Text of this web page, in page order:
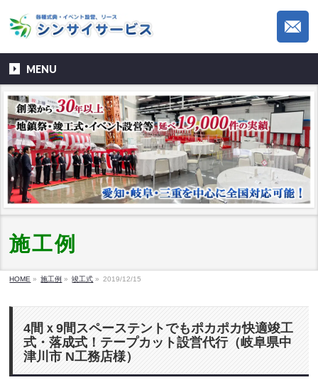
MENU
施工例
HOME » 施工例 » 竣工式 » 2019/12/15
4間ｘ9間スペーステントでもポカポカ快適竣工
式・落成式！テープカット設営代行（岐阜県中
津川市 N工務店様）